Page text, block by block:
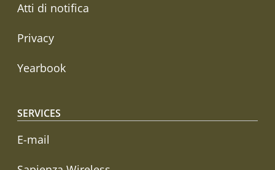
Atti di notifica
Privacy
Yearbook
SERVICES
E-mail